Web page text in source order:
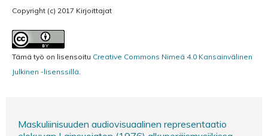
Copyright (c) 2017 Kirjoittajat
Tämä työ on lisensoitu Creative Commons Nimeä 4.0 Kansainvälinen
Julkinen -lisenssillä.
Maskuliinisuuden audiovisuaalinen representaatio